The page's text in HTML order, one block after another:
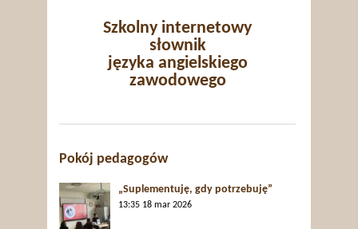
Szkolny internetowy
słownik
języka angielskiego
zawodowego
Pokój pedagogów
„Suplementuję, gdy potrzebuję”
13:35 18 mar 2026